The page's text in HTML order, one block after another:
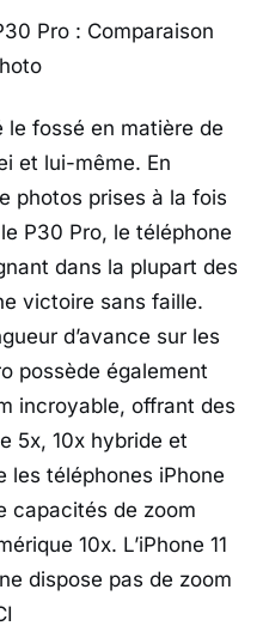
Pro : Comparaison
le fossé en matière de
et lui-même. En
photos prises à la fois
P30 Pro, le téléphone
dans la plupart des
victoire sans faille.
d’avance sur les
possède également
incroyable, offrant des
5x, 10x hybride et
les téléphones iPhone
capacités de zoom
10x. L’iPhone 11
dispose pas de zoom